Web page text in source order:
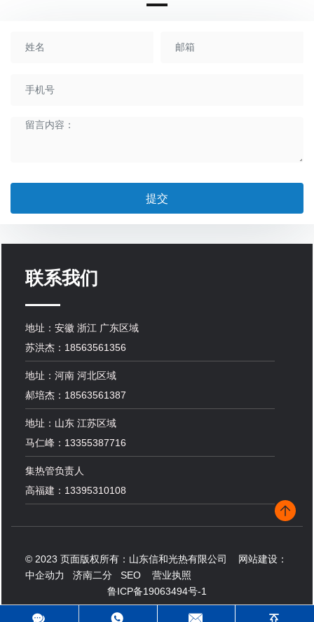
提交
联系我们
地址：安徽 浙江 广东区域
苏洪杰：18563561356
地址：河南 河北区域
郝培杰：18563561387
地址：山东 江苏区域
马仁峰：13355387716
集热管负责人
高福建：13395310108
© 2023 页面版权所有：山东信和光热有限公司 网站建设：
中企动力
济南二分 SEO
营业执照
鲁ICP备19063494号-1